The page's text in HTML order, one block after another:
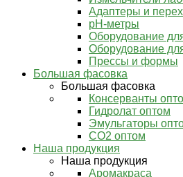
Адаптеры и
pH-метры
Оборудование
Оборудование
Прессы и формы
Большая фасовка
Большая фасовка
Консерванты
Гидролат оптом
Эмульгаторы
СО2 оптом
Наша продукция
Наша продукция
Аромакраса